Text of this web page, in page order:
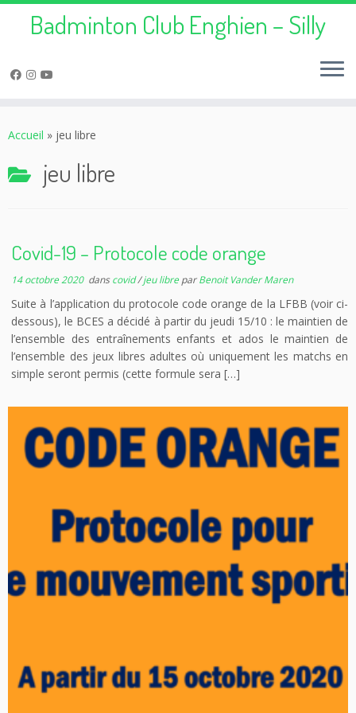
au
Badminton Club Enghien – Silly
Accueil » jeu libre
jeu libre
Covid-19 – Protocole code orange
14 octobre 2020danscovid/jeu libreparBenoit Vander Maren
Suite à l’application du protocole code orange de la LFBB (voir ci-
dessous), le BCES a décidé à partir du jeudi 15/10 : le maintien de
l’ensemble des entraînements enfants et ados le maintien de
l’ensemble des jeux libres adultes où uniquement les matchs en
simple seront permis (cette formule sera […]